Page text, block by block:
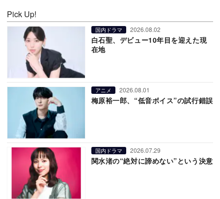
Pick Up!
国内ドラマ 2026.08.02
白石聖、デビュー10年目を迎えた現
在地
アニメ 2026.08.01
梅原裕一郎、“低音ボイス”の試行錯誤
国内ドラマ 2026.07.29
関水渚の“絶対に諦めない”という決意